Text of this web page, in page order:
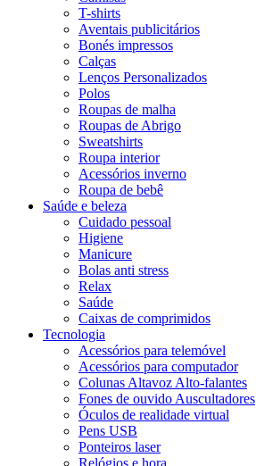
T-shirts
Aventais publicitários
Bonés impressos
Calças
Lenços Personalizados
Polos
Roupas de malha
Roupas de Abrigo
Sweatshirts
Roupa interior
Acessórios inverno
Roupa de bebê
Saúde e beleza
Cuidado pessoal
Higiene
Manicure
Bolas anti stress
Relax
Saúde
Caixas de comprimidos
Tecnologia
Acessórios para telemóvel
Acessórios para computador
Colunas Altavoz Alto-falantes
Fones de ouvido Auscultadores
Óculos de realidade virtual
Pens USB
Ponteiros laser
Relógios e hora